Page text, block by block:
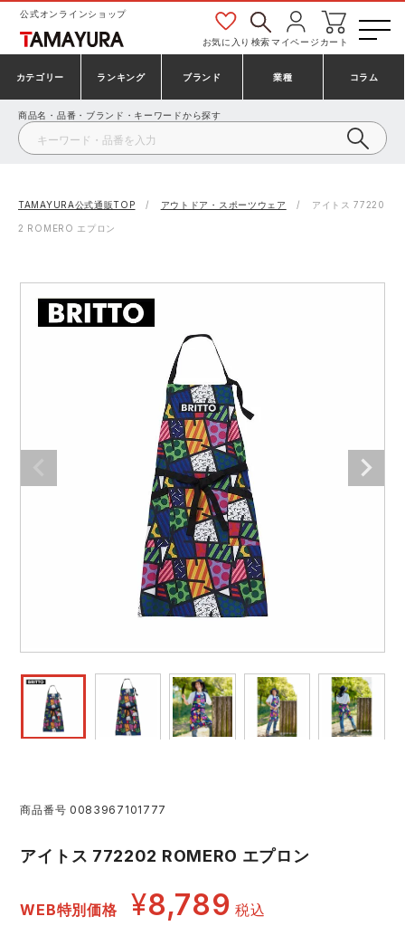
公式オンラインショップ
お気に入り 検索マイページ カート
カテゴリー
安全靴・作業靴
事務服・オフィスウェア
アウトドア・スポーツ
コンプレッションウェア
安全保護具
ヤッケ
作業用小物・アクセサリー
鞄・バッグ
ランキング
安全靴ランキング
安全靴スニーカーランキング
アシックス安全靴ランキング
アウトドアウェアランキング
作業用ポロシャツランキング
作業用手袋ランキング
アイズフロンティア ランキング
TSDESIGN ランキング
ブランド
アシックス
プーマ コンバース（CONVERSE）
アイズフロンティア
アイトス株式会社
ジーベック
桑和
クレヒフク
マック
GUSH FORCE CUP
GDジャパン カーシーカシマ
ハイパーV 丸五
ムービンカット グラディエーター
業種
建設・建築作業服
製造・工場作業服
大工・鳶作業服
DIY・日曜大工作業服
運送・倉庫作業服
清掃・ビルメンテ作業服
医療白衣・介護服
コラム
商品名・品番・ブランド・キーワードから探す
TAMAYURA公式通販TOP アウトドア・スポーツウェア アイトス 77220
2 ROMERO エプロン
商品番号 0083967101777
アイトス 772202 ROMERO エプロン
WEB特別価格 ¥8,789 税込